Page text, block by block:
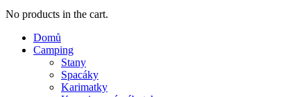
No products in the cart.
Domů
Camping
Stany
Spacáky
Karimatky